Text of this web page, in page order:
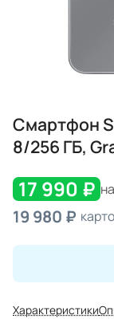
Смартфон
8/256 ГБ,
17 990 ₽
19 980 ₽
Характеристики